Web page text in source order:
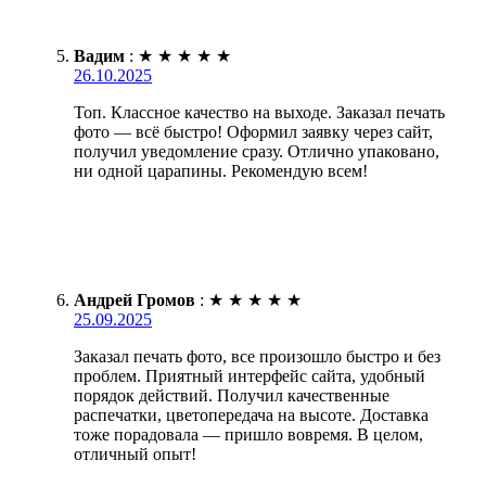
Вадим : ★ ★ ★ ★ ★
26.10.2025
Топ. Классное качество на выходе. Заказал печать
фото — всё быстро! Оформил заявку через сайт,
получил уведомление сразу. Отлично упаковано,
ни одной царапины. Рекомендую всем!
Андрей Громов : ★ ★ ★ ★ ★
25.09.2025
Заказал печать фото, все произошло быстро и без
проблем. Приятный интерфейс сайта, удобный
порядок действий. Получил качественные
распечатки, цветопередача на высоте. Доставка
тоже порадовала — пришло вовремя. В целом,
отличный опыт!